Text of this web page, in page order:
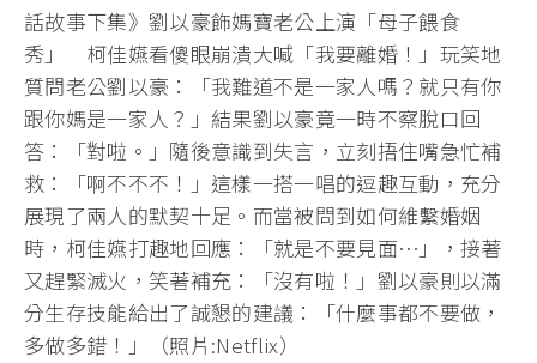
話故事下集》劉以豪飾媽寶老公上演「母子餵食
秀」 柯佳嬿看傻眼崩潰大喊「我要離婚！」玩笑地
質問老公劉以豪：「我難道不是一家人嗎？就只有你
跟你媽是一家人？」結果劉以豪竟一時不察脫口回
答：「對啦。」隨後意識到失言，立刻捂住嘴急忙補
救：「啊不不不！」這樣一搭一唱的逗趣互動，充分
展現了兩人的默契十足。而當被問到如何維繫婚姻
時，柯佳嬿打趣地回應：「就是不要見面⋯」，接著
又趕緊滅火，笑著補充：「沒有啦！」劉以豪則以滿
分生存技能給出了誠懇的建議：「什麼事都不要做，
多做多錯！」（照片:Netflix）